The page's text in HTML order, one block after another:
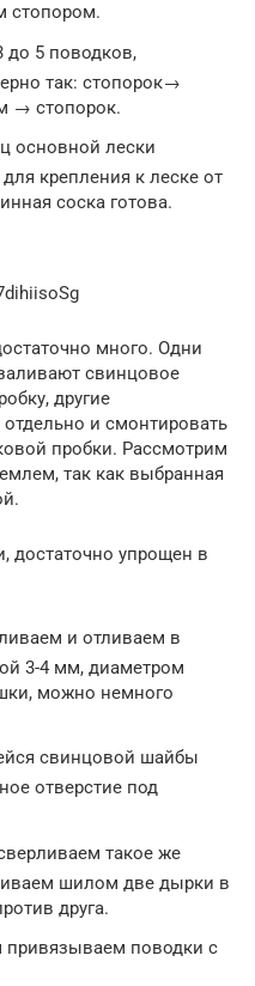
стопором.
до 5 поводков,
так: стопорок→
→ стопорок.
основной лески
крепления к леске от
соска готова.
много. Одни
свинцовое
другие
и смонтировать
пробки. Рассмотрим
так как выбранная
достаточно упрощен в
и отливаем в
3-4 мм, диаметром
можно немного
свинцовой шайбы
отверстие под
такое же
шилом две дырки в
друга.
привязываем поводки с